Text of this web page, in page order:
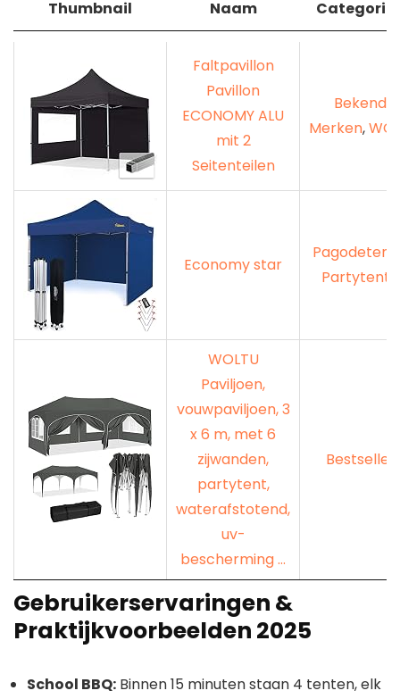
Thumbnail Naam
Faltpavillon
Pavillon
ECONOMY ALU
mit 2
Seitenteilen
Bekende
Merken,
Economy star
WOLTU
Paviljoen,
vouwpaviljoen, 3
x 6 m, met 6
zijwanden,
partytent,
waterafstotend,
uv-
bescherming ...
Gebruikerservaringen &
Praktijkvoorbeelden 2025
School BBQ: Binnen 15 minuten staan 4 tenten, elk